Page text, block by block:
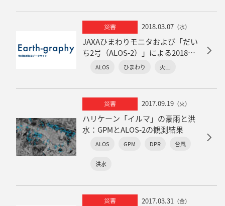
災害 2018.03.07 （水）
JAXAひまわりモニタおよび「だい
ち2号（ALOS-2）」による2018年3
月6日の霧島山（新燃岳）噴火の観
ALOS ひまわり 火山
災害 2017.09.19 （火）
ハリケーン「イルマ」の豪雨と洪
水：GPMとALOS-2の観測結果
ALOS GPM DPR 台風
洪水
災害 2017.03.31 （金）